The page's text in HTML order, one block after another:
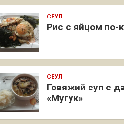
СЕУЛ
Рис с яйцом по-
СЕУЛ
Говяжий суп с
«Мугук»